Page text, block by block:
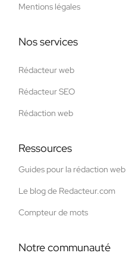
Mentions légales
Nos services
Rédacteur web
Rédacteur SEO
Rédaction web
Ressources
Guides pour la rédaction web
Le blog de Redacteur.com
Compteur de mots
Notre communauté